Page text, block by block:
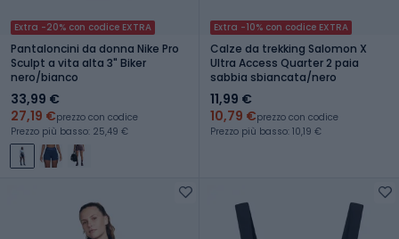
Extra -20% con codice EXTRA
Pantaloncini da donna Nike Pro
Sculpt a vita alta 3" Biker
nero/bianco
33,99 €
27,19 €prezzo con codice
Prezzo più basso: 25,49 €
Extra -10% con codice EXTRA
Calze da trekking Salomon X
Ultra Access Quarter 2 paia
sabbia sbiancata/nero
11,99 €
10,79 €prezzo con codice
Prezzo più basso: 10,19 €